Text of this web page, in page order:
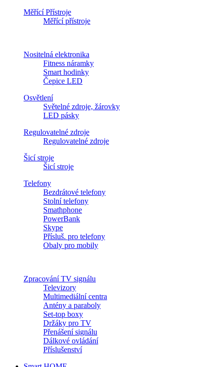
Měřící Přístroje
Měřící přístroje
Nositelná elektronika
Fitness náramky
Smart hodinky
Čepice LED
Osvětlení
Světelné zdroje, žárovky
LED pásky
Regulovatelné zdroje
Regulovatelné zdroje
Šicí stroje
Šicí stroje
Telefony
Bezdrátové telefony
Stolní telefony
Smathphone
PowerBank
Skype
Přísluš. pro telefony
Obaly pro mobily
Zpracování TV signálu
Televizory
Multimediální centra
Antény a paraboly
Set-top boxy
Držáky pro TV
Přenášení signálu
Dálkové ovládání
Příslušenství